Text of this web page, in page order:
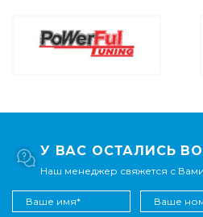
У ВАС ОСТАЛИСЬ
Наш менеджер свяжется с